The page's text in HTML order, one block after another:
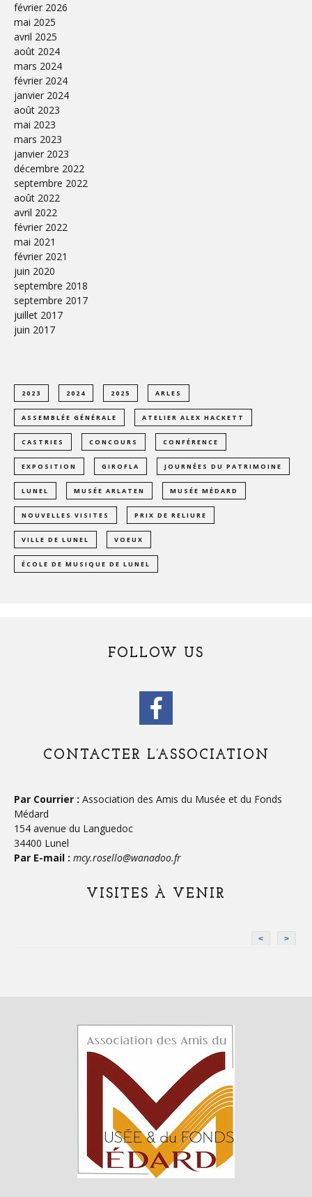
février 2026
mai 2025
avril 2025
août 2024
mars 2024
février 2024
janvier 2024
août 2023
mai 2023
mars 2023
janvier 2023
décembre 2022
septembre 2022
août 2022
avril 2022
février 2022
mai 2021
février 2021
juin 2020
septembre 2018
septembre 2017
juillet 2017
juin 2017
2023 2024 2025 ARLES
ASSEMBLÉE GÉNÉRALE ATELIER ALEX HACKETT
CASTRIES CONCOURS CONFÉRENCE
EXPOSITION GIROFLA JOURNÉES DU PATRIMOINE
LUNEL MUSÉE ARLATEN MUSÉE MÉDARD
NOUVELLES VISITES PRIX DE RELIURE
VILLE DE LUNEL VOEUX
ÉCOLE DE MUSIQUE DE LUNEL
FOLLOW US
CONTACTER L’ASSOCIATION
Par Courrier : Association des Amis du Musée et du Fonds
Médard
154 avenue du Languedoc
34400 Lunel
Par E-mail : mcy.rosello@wanadoo.fr
VISITES À VENIR
< >